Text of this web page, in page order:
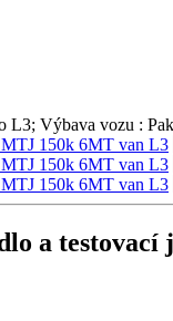
L3; Výbava vozu :
a testovací